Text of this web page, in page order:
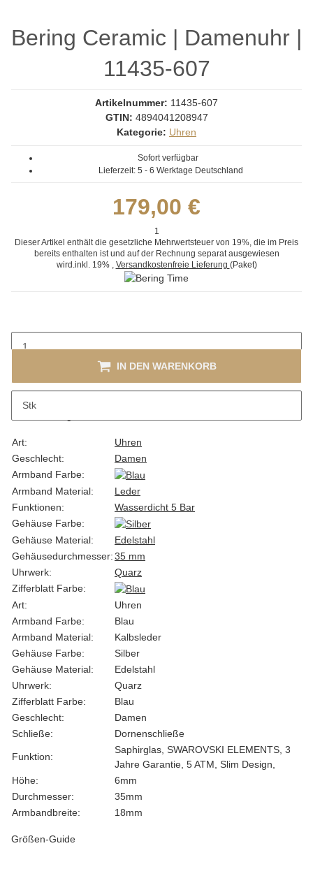
Bering Ceramic | Damenuhr |
11435-607
Artikelnummer: 11435-607
GTIN: 4894041208947
Kategorie: Uhren
Sofort verfügbar
Lieferzeit: 5 - 6 Werktage Deutschland
179,00 €
1
Dieser Artikel enthält die gesetzliche Mehrwertsteuer von 19%, die im Preis
bereits enthalten ist und auf der Rechnung separat ausgewiesen
wird.inkl. 19%, Versandkostenfreie Lieferung (Paket)
Stk
IN DEN WARENKORB
Art:
Uhren
Geschlecht:
Damen
Armband Farbe:
Armband Material:
Leder
Funktionen:
Wasserdicht 5 Bar
Gehäuse Farbe:
Gehäuse Material:
Edelstahl
Gehäusedurchmesser:35 mm
Uhrwerk:
Quarz
Zifferblatt Farbe:
Art:
Uhren
Armband Farbe:
Blau
Armband Material:
Kalbsleder
Gehäuse Farbe:
Silber
Gehäuse Material:
Edelstahl
Uhrwerk:
Quarz
Zifferblatt Farbe:
Blau
Geschlecht:
Damen
Schließe:
Dornenschließe
Funktion:
Saphirglas, SWAROVSKI ELEMENTS, 3
Jahre Garantie, 5 ATM, Slim Design,
Höhe:
6mm
Durchmesser:
35mm
Armbandbreite:
18mm
Größen-Guide